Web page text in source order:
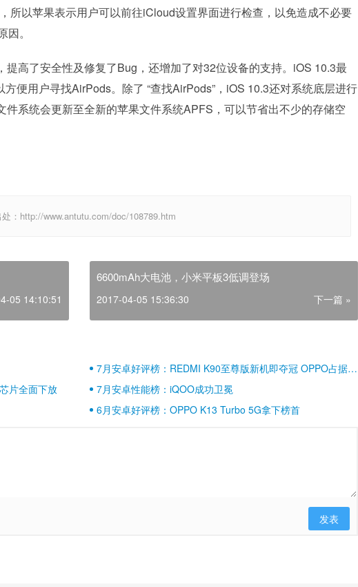
所以苹果表示用户可以前往iCloud设置界面进行检查，以免造成不必要
。
高了安全性及修复了Bug，还增加了对32位设备的支持。iOS 10.3最
便用户寻找AirPods。除了 “查找AirPods”，iOS 10.3还对系统底层进行
系统会更新至全新的苹果文件系统APFS，可以节省出不少的存储空
：http://www.antutu.com/doc/108789.htm
05 14:10:51
6600mAh大电池，小米平板3低调登场
2017-04-05 15:36:30 下一篇 »
7月安卓好评榜：REDMI K90至尊版新机即夺冠 OPPO占据半
壁江山
片全面下放
7月安卓性能榜：iQOO成功卫冕
6月安卓好评榜：OPPO K13 Turbo 5G拿下榜首
发表